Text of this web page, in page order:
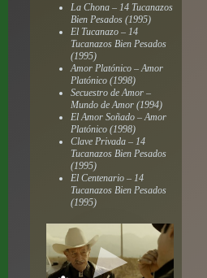
La Chona – 14 Tucanazos
Bien Pesados (1995)
El Tucanazo – 14
Tucanazos Bien Pesados
(1995)
Amor Platónico – Amor
Platónico (1998)
Secuestro de Amor –
Mundo de Amor (1994)
El Amor Soñado – Amor
Platónico (1998)
Clave Privada – 14
Tucanazos Bien Pesados
(1995)
El Centenario – 14
Tucanazos Bien Pesados
(1995)